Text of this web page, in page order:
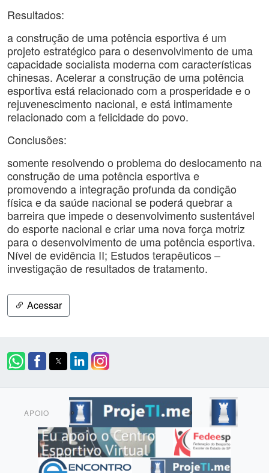
Resultados:
a construção de uma potência esportiva é um
projeto estratégico para o desenvolvimento de uma
capacidade socialista moderna com características
chinesas. Acelerar a construção de uma potência
esportiva está relacionado com a prosperidade e o
rejuvenescimento nacional, e está intimamente
relacionado com a felicidade do povo.
Conclusões:
somente resolvendo o problema do deslocamento na
construção de uma potência esportiva e
promovendo a integração profunda da condição
física e da saúde nacional se poderá quebrar a
barreira que impede o desenvolvimento sustentável
do esporte nacional e criar uma nova força motriz
para o desenvolvimento de uma potência esportiva.
Nível de evidência II; Estudos terapêuticos –
investigação de resultados de tratamento.
Acessar
APOIO